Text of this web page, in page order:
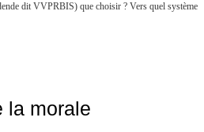
dit VVPRBIS) que choisir ? Vers quel système
la morale